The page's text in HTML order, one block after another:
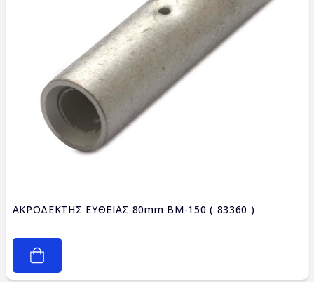
ΑΚΡΟΔΕΚΤΗΣ ΕΥΘΕΙΑΣ 80mm BM-150 ( 83360 )